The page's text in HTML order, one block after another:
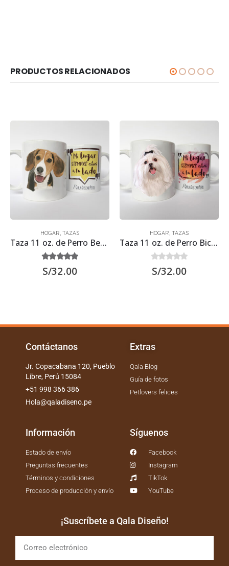
PRODUCTOS RELACIONADOS
HOGAR TAZAS
Taza 11 oz. de Perro Beagle
5.00out of 5
S/32.00
HOGAR TAZAS
Taza 11 oz. de Perro Bichón Maltés
0out of 5
S/32.00
Contáctanos
Jr. Copacabana 120, Pueblo
Libre, Perú 15084
+51 998 366 386
Hola@qaladiseno.pe
Extras
Qala Blog
Guía de fotos
Petlovers felices
Información
Estado de envío
Preguntas frecuentes
Términos y condiciones
Proceso de producción y envío
Síguenos
Facebook
Instagram
TikTok
YouTube
¡Suscríbete a Qala Diseño!